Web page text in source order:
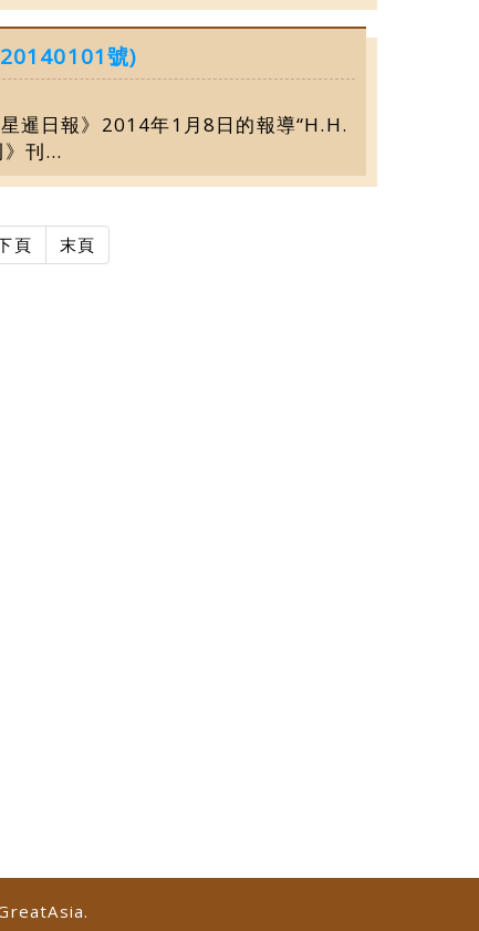
號)
暹日報》2014年1月8日的報導“H.H.
刊...
頁 末頁
.